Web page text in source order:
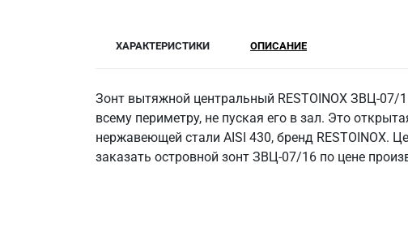
ХАРАКТЕРИСТИКИ ОПИСАНИЕ
Зонт вытяжной центральный RESTOINOX ЗВЦ-
всему периметру, не пуская его в зал. Это
нержавеющей стали AISI 430, бренд RESTOINOX.
заказать островной зонт ЗВЦ-07/16 по цене